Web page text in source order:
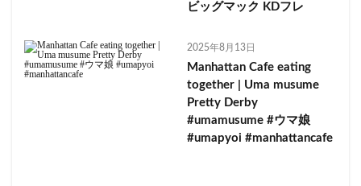
ビッグマック KDフレ
2025年8月13日
Manhattan Cafe eating
together | Uma musume
Pretty Derby
#umamusume #ウマ娘
#umapyoi #manhattancafe